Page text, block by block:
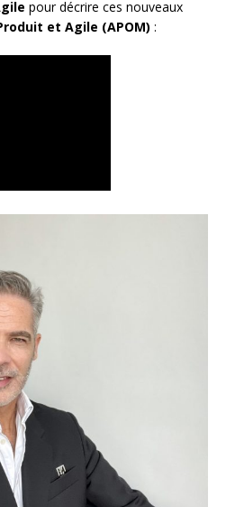
pour décrire ces nouveaux
et Agile (APOM) :